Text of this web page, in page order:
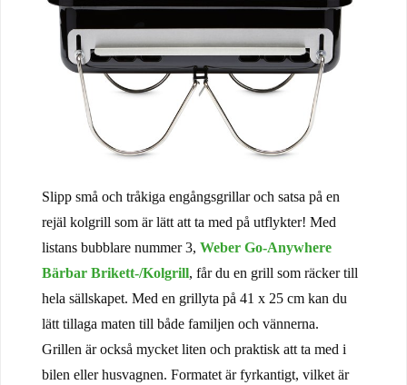
Slipp små och tråkiga engångsgrillar och satsa på en
rejäl kolgrill som är lätt att ta med på utflykter! Med
listans bubblare nummer 3, Weber Go-Anywhere
Bärbar Brikett-/Kolgrill, får du en grill som räcker till
hela sällskapet. Med en grillyta på 41 x 25 cm kan du
lätt tillaga maten till både familjen och vännerna.
Grillen är också mycket liten och praktisk att ta med i
bilen eller husvagnen. Formatet är fyrkantigt, vilket är